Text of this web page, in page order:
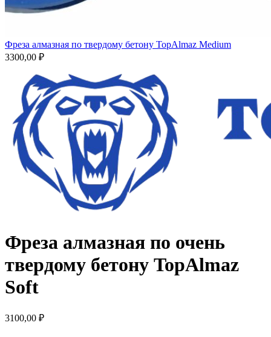
Фреза алмазная по твердому бетону TopAlmaz Medium
3300,00 ₽
Фреза алмазная по очень
твердому бетону TopAlmaz
Soft
3100,00 ₽